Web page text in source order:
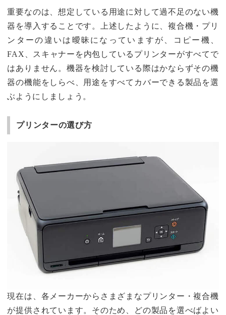
重要なのは、想定している用途に対して過不足のない機
器を導入することです。上述したように、複合機・プリ
ンターの違いは曖昧になっていますが、コピー機、
FAX、スキャナーを内包しているプリンターがすべてで
はありません。機器を検討している際はかならずその機
器の機能をしらべ、用途をすべてカバーできる製品を選
ぶようにしましょう。
プリンターの選び方
現在は、各メーカーからさまざまなプリンター・複合機
が提供されています。そのため、どの製品を選べばよい